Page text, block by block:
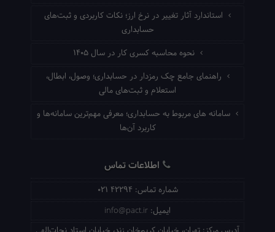
استاندارد آثار تغییر در نرخ ارز؛ نکات کاربردی و ثبت‌های
حسابداری
نحوه محاسبه کسری کار در سال ۱۴۰۵
راهنمای جامع چک رمزدار در حسابداری؛ وصول، ابطال،
استعلام و ثبت‌های مالی
سامانه های مربوط به حسابداری؛ معرفی مهم‌ترین سامانه‌ها و
کاربرد آن‌ها
اطلاعات تماس
شماره تماس: 021 42294
ایمیل: info@pact.ir